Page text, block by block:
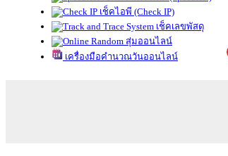
เช็คไอพี (Check IP)
เช็คเลขพัสดุ
สุ่มออนไลน์
เครื่องมือคำนวณวันออนไลน์